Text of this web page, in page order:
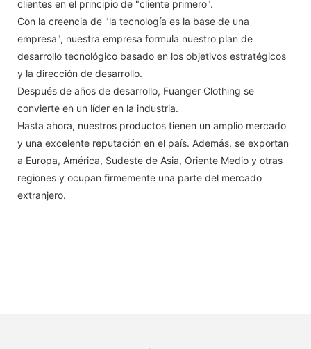
clientes en el principio de "cliente primero".
Con la creencia de "la tecnología es la base de una
empresa", nuestra empresa formula nuestro plan de
desarrollo tecnológico basado en los objetivos estratégicos
y la dirección de desarrollo.
Después de años de desarrollo, Fuanger Clothing se
convierte en un líder en la industria.
Hasta ahora, nuestros productos tienen un amplio mercado
y una excelente reputación en el país. Además, se exportan
a Europa, América, Sudeste de Asia, Oriente Medio y otras
regiones y ocupan firmemente una parte del mercado
extranjero.